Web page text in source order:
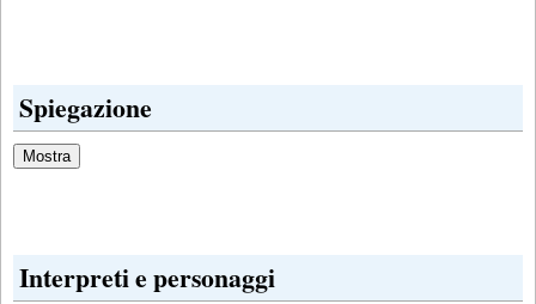
Spiegazione
Interpreti e personaggi